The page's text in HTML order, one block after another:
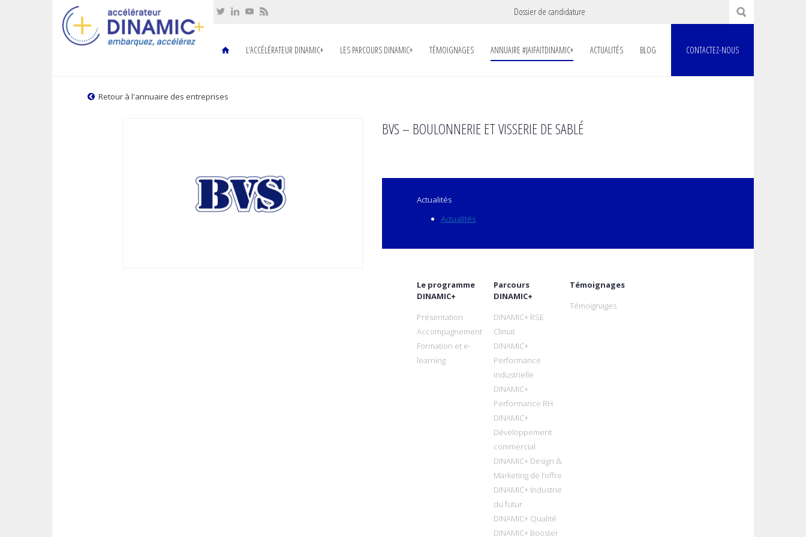
Dossier de candidature
L’ACCÉLÉRATEUR DINAMIC+ LES PARCOURS DINAMIC+ TÉMOIGNAGES ANNUAIRE #JAIFAITDINAMIC+ ACTUALITÉS BLOG CONTACTEZ-NOUS
Retour à l'annuaire des entreprises
BVS – BOULONNERIE ET VISSERIE DE SABLÉ
Actualités
Actualités
Le programme
DINAMIC+
Présentation
Accompagnement
Formation et e-
learning
Parcours
DINAMIC+
DINAMIC+ RSE
Climat
DINAMIC+
Performance
industrielle
DINAMIC+
Performance RH
DINAMIC+
Développement
commercial
DINAMIC+ Design &
Marketing de l’offre
DINAMIC+ Industrie
du futur
DINAMIC+ Qualité
DINAMIC+ Booster
Témoignages
Témoignages
Cookies management panel